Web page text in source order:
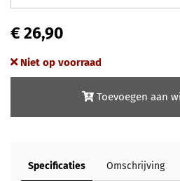
€ 26,90
Niet op voorraad
Toevoegen aan
Specificaties Omschrijving